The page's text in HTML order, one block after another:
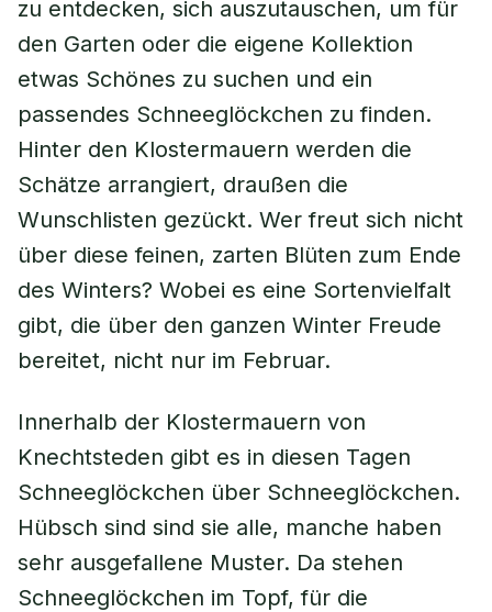
zu entdecken, sich auszutauschen, um für
den Garten oder die eigene Kollektion
etwas Schönes zu suchen und ein
passendes Schneeglöckchen zu finden.
Hinter den Klostermauern werden die
Schätze arrangiert, draußen die
Wunschlisten gezückt. Wer freut sich nicht
über diese feinen, zarten Blüten zum Ende
des Winters? Wobei es eine Sortenvielfalt
gibt, die über den ganzen Winter Freude
bereitet, nicht nur im Februar.
Innerhalb der Klostermauern von
Knechtsteden gibt es in diesen Tagen
Schneeglöckchen über Schneeglöckchen.
Hübsch sind sind sie alle, manche haben
sehr ausgefallene Muster. Da stehen
Schneeglöckchen im Topf, für die